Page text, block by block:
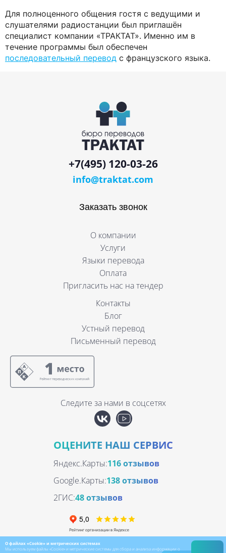
Для полноценного общения гостя с ведущими и
слушателями радиостанции был приглашён
специалист компании «ТРАКТАТ». Именно им в
течение программы был обеспечен
последовательный перевод с французского языка.
Заказать звонок
О компании
Услуги
Языки перевода
Оплата
Пригласить нас на тендер
Контакты
Блог
Устный перевод
Письменный перевод
+7(495) 120-03-26
info@traktat.com
Следите за нами в соцсетях
ОЦЕНИТЕ НАШ СЕРВИС
Яндекс.Карты:116 отзывов
Google.Карты:138 отзывов
2ГИС:48 отзывов
О файлах «Cookie» и метрических системах
Мы используем файлы «Cookie» и метрические системы для сбора и анализа информации о